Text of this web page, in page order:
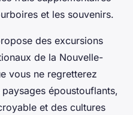
et les souvenirs.
des excursions
de la Nouvelle-
vous ne regretterez
époustouflants,
et des cultures